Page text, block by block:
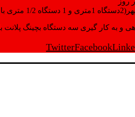
با ظرفیت 2500 تن در کنار پرسنل متخصص و پر تلاش واحدهای تولید و ازمایشگاه,بتن با کیفیت را برای واحد
TwitterFacebook